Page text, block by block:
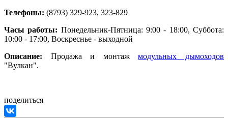
Телефоны: (8793) 329-923, 323-829
Часы работы: Понедельник-Пятница: 9:00 - 18:00, Суббота:
10:00 - 17:00, Воскреснье - выходной
Описание: Продажа и монтажмодульных дымоходов
"Вулкан".
поделиться